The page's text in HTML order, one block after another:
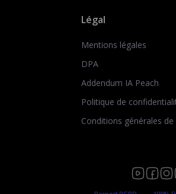
Légal
Mentions légales
DPA
Addendum IA Peach
Politique de
Conditions générales de